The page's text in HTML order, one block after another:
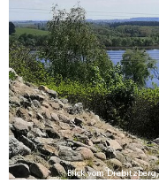
Blick vom